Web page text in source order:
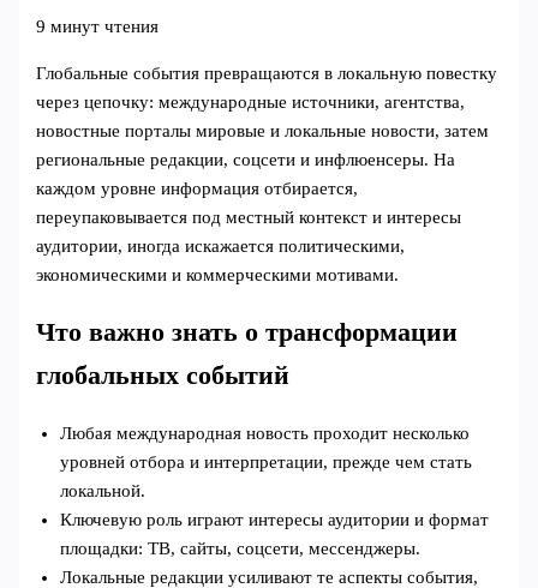
9 минут чтения
Глобальные события превращаются в локальную повестку
через цепочку: международные источники, агентства,
новостные порталы мировые и локальные новости, затем
региональные редакции, соцсети и инфлюенсеры. На
каждом уровне информация отбирается,
переупаковывается под местный контекст и интересы
аудитории, иногда искажается политическими,
экономическими и коммерческими мотивами.
Что важно знать о трансформации
глобальных событий
Любая международная новость проходит несколько
уровней отбора и интерпретации, прежде чем стать
локальной.
Ключевую роль играют интересы аудитории и формат
площадки: ТВ, сайты, соцсети, мессенджеры.
Локальные редакции усиливают те аспекты события,